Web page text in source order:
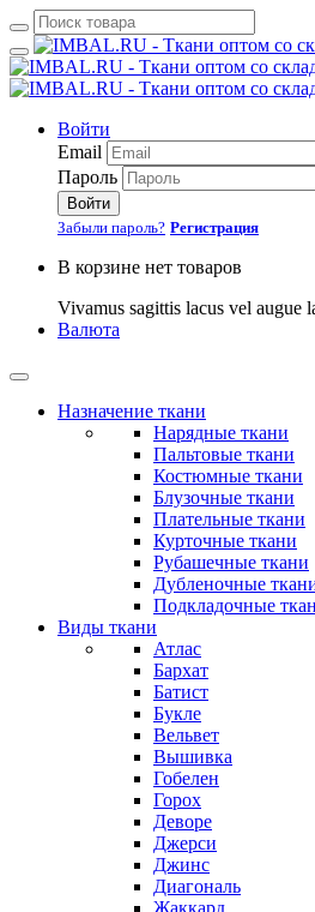
Войти
Email
Пароль
Войти
Забыли пароль? Регистрация
В корзине нет товаров
Vivamus sagittis lacus vel augue
Валюта
Назначение ткани
Нарядные ткани
Пальтовые ткани
Костюмные ткани
Блузочные ткани
Плательные ткани
Курточные ткани
Рубашечные ткани
Дубленочные
Подкладочные
Виды ткани
Атлас
Бархат
Батист
Букле
Вельвет
Вышивка
Гобелен
Горох
Деворе
Джерси
Джинс
Диагональ
Жаккард